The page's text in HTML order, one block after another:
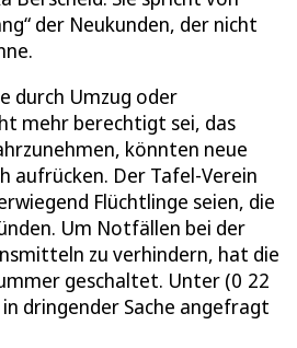
der Neukunden, der nicht
durch Umzug oder
mehr berechtigt sei, das
könnten neue
aufrücken. Der Tafel-Verein
Flüchtlinge seien, die
Um Notfällen bei der
zu verhindern, hat die
geschaltet. Unter (0 22
dringender Sache angefragt